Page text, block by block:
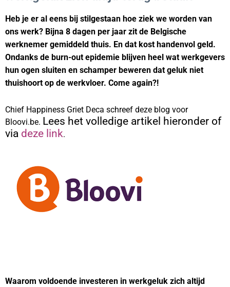
Heb je er al eens bij stilgestaan hoe ziek we worden van
ons werk? Bijna 8 dagen per jaar zit de Belgische
werknemer gemiddeld thuis. En dat kost handenvol geld.
Ondanks de burn-out epidemie blijven heel wat werkgevers
hun ogen sluiten en schamper beweren dat geluk niet
thuishoort op de werkvloer. Come again?!
Chief Happiness Griet Deca schreef deze blog voor
Bloovi.be. Lees het volledige artikel hieronder of
via deze link.
Waarom voldoende investeren in werkgeluk zich altijd